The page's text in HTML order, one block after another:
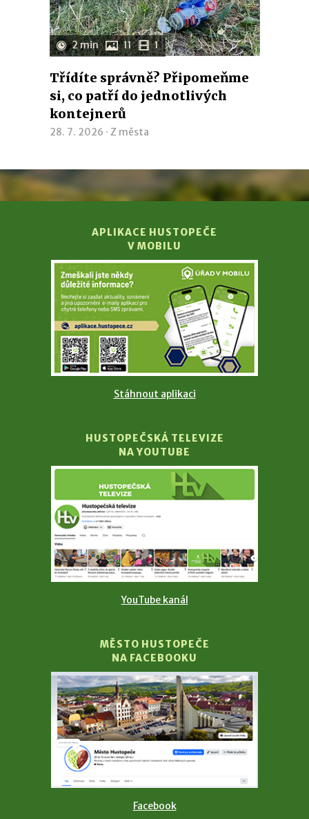
2 min 11 1
Třídíte správně? Připomeňme
si, co patří do jednotlivých
kontejnerů
28. 7. 2026 · Z města
APLIKACE HUSTOPEČE
V MOBILU
Stáhnout aplikaci
HUSTOPEČSKÁ TELEVIZE
NA YOUTUBE
YouTube kanál
MĚSTO HUSTOPEČE
NA FACEBOOKU
Facebook